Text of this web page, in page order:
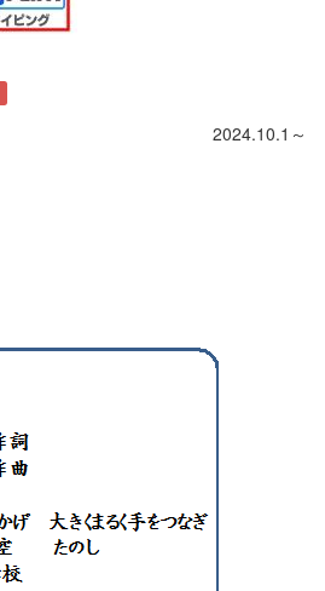
2024.10.1～